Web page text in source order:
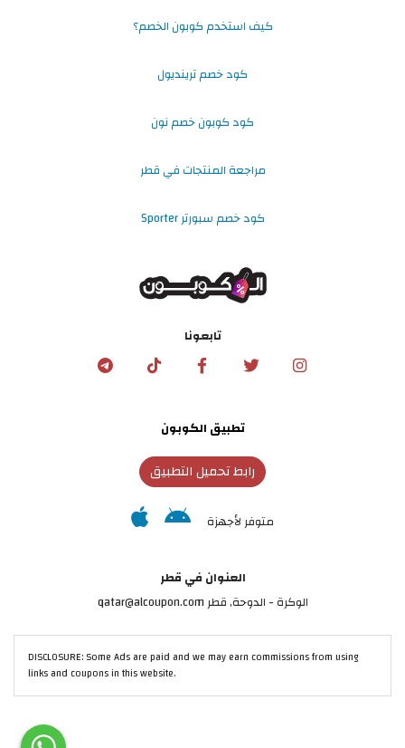
كيف استخدم كوبون الخصم؟
كود خصم ترينديول
كود كوبون خصم نون
مراجعة المنتجات في قطر
كود خصم سبورتر Sporter
تابعونا
تطبيق الكوبون
رابط تحميل التطبيق
متوفر لأجهزة
العنوان في قطر
الوكرة - الدوحة, قطر qatar@alcoupon.com
DISCLOSURE: Some Ads are paid and we may earn commissions from using
links and coupons in this website.